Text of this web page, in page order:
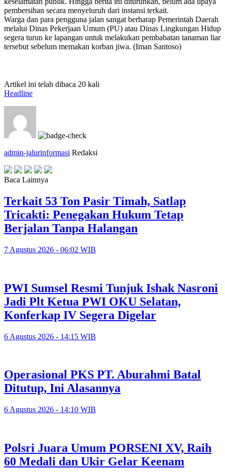
pembersihan secara menyeluruh dari instansi terkait.
​Warga dan para pengguna jalan sangat berharap Pemerintah Daerah
melalui Dinas Pekerjaan Umum (PU) atau Dinas Lingkungan Hidup
segera turun ke lapangan untuk melakukan pembabatan tanaman liar
tersebut sebelum memakan korban jiwa. (Iman Santoso)
Artikel ini telah dibaca 20 kali
Headline
admin-jalurinformasi Redaksi
Baca Lainnya
Terkait 53 Ton Pasir Timah, Satlap
Tricakti: Penegakan Hukum Tetap
Berjalan Tanpa Halangan
7 Agustus 2026 - 06:02 WIB
PWI Sumsel Resmi Tunjuk Ishak Nasroni
Jadi Plt Ketua PWI OKU Selatan,
Konferkap IV Segera Digelar
6 Agustus 2026 - 14:15 WIB
Operasional PKS PT. Aburahmi Batal
Ditutup, Ini Alasannya
6 Agustus 2026 - 14:10 WIB
Polsri Juara Umum PORSENI XV, Raih
60 Medali dan Ukir Gelar Keenam